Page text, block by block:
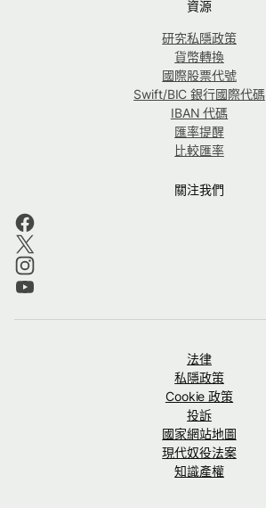
資源
研究私隱政策
貨幣轉換
國際股票代號
Swift/BIC 銀行國際代碼
IBAN 代碼
匯率提醒
比較匯率
關注我們
法律
私隱政策
Cookie 政策
投訴
國家網站地圖
現代奴役法案
知識產權